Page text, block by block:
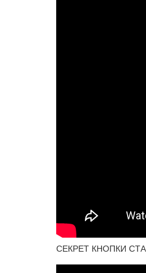
СЕКРЕТ КНОПКИ